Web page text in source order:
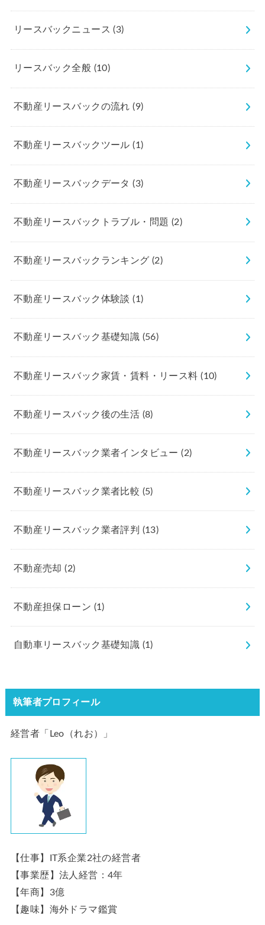
リースバックニュース(3)
リースバック全般 (10)
不動産リースバックの流れ(9)
不動産リースバックツール(1)
不動産リースバックデータ(3)
不動産リースバックトラブル・問題 (2)
不動産リースバックランキング(2)
不動産リースバック体験談(1)
不動産リースバック基礎知識 (56)
不動産リースバック家賃・賃料・リース料(10)
不動産リースバック後の生活 (8)
不動産リースバック業者インタビュー(2)
不動産リースバック業者比較 (5)
不動産リースバック業者評判 (13)
不動産売却(2)
不動産担保ローン (1)
自動車リースバック基礎知識 (1)
執筆者プロフィール
経営者「Leo（れお）」
【仕事】IT系企業2社の経営者
【事業歴】法人経営：4年
【年商】3億
【趣味】海外ドラマ鑑賞